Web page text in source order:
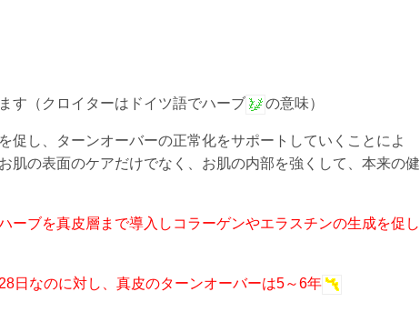
す（クロイターはドイツ語でハーブ の意味）
促し、ターンオーバーの正常化をサポートしていくことによ
肌の表面のケアだけでなく、お肌の内部を強くして、本来の健
ーブを真皮層まで導入しコラーゲンやエラスチンの生成を促し
日なのに対し、真皮のターンオーバーは5～6年